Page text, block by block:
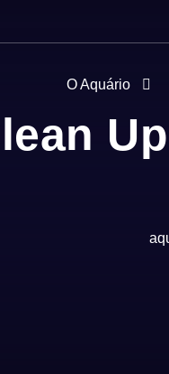
O Aquário